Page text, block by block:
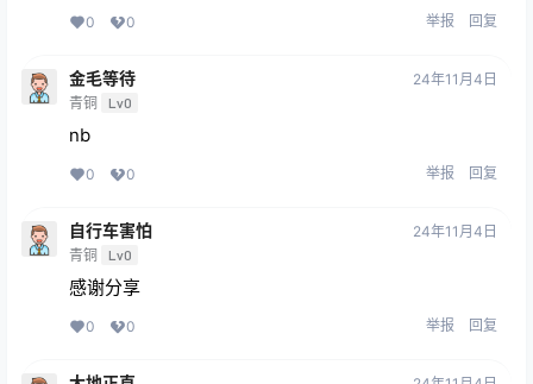
0 0 举报 回复
金毛等待
青铜 Lv0
24年11月4日
nb
0 0 举报 回复
自行车害怕
青铜 Lv0
24年11月4日
感谢分享
0 0 举报 回复